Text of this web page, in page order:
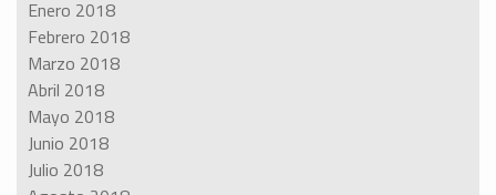
Enero 2018
Febrero 2018
Marzo 2018
Abril 2018
Mayo 2018
Junio 2018
Julio 2018